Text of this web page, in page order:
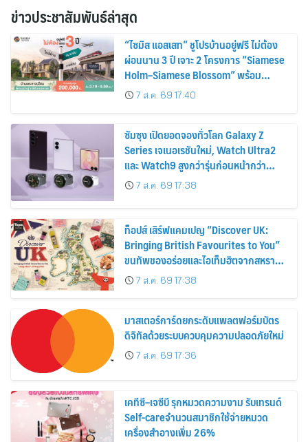
ข่าวประชาสัมพันธ์ล่าสุด
“ไซมิส แอสเสท” ชูโปรบ้านอยู่ฟรี ไม่ต้อง
ผ่อนนาน 3 ปี เจาะ 2 โครงการ “Siamese
Holm–Siamese Blossom” พร้อม
ส่วนลดและสิทธิพิเศษถึง 31 สิงหาคม
2569
7 ส.ค. 69 17:40
ซัมซุง เปิดยอดจองทั่วโลก Galaxy Z
Series เจเนอเรชันใหม่, Watch Ultra2
และ Watch9 สูงกว่ารุ่นก่อนหน้ากว่า
30%7 ส.ค. 69 17:38
ท็อปส์ เสิร์ฟแคมเปญ “Discover UK:
Bringing British Favourites to You”
ขนทัพของอร่อยและไอเท็มฮิตจากสหราช
อาณาจักร ส่งตรงถึงมือตั้งแต่วันนี้ – 18
สิงหาคมนี้
7 ส.ค. 69 17:38
มาสเตอร์การ์ดยกระดับแพลตฟอร์มบัตร
ดิจิทัลด้วยระบบควบคุมความปลอดภัยใหม่
7 ส.ค. 69 17:36
เคทีซี–เจซีบี รุกหมวดความงาม รับเทรนด์
Self-careจำนวนสมาชิกใช้จ่ายหมวด
เครื่องสำอางเพิ่ม 26%